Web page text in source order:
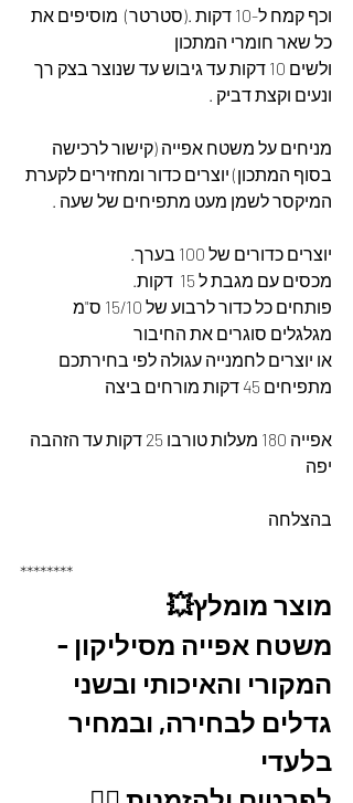
וכף קמח ל-10 דקות .(סטרטר)  מוסיפים את
כל שאר חומרי המתכון
ולשים 10 דקות עד גיבוש עד שנוצר בצק רך
ונעים וקצת דביק .
מניחים על משטח אפייה (קישור לרכישה
בסוף המתכון) יוצרים כדור ומחזירים לקערת
המיקסר לשמן מעט מתפיחים של שעה .
יוצרים כדורים של 100 בערך.
מכסים עם מגבת ל 15  דקות.
פותחים כל כדור לרבוע של 15/10 ס"מ
מגלגלים סוגרים את החיבור
או יוצרים לחמנייה עגולה לפי בחירתכם
מתפיחים 45 דקות מורחים ביצה
אפייה 180 מעלות טורבו 25 דקות עד הזהבה
יפה
בהצלחה
********
מוצר מומלץ💥
משטח אפייה מסיליקון -
המקורי והאיכותי ובשני
גדלים לבחירה, ובמחיר
בלעדי